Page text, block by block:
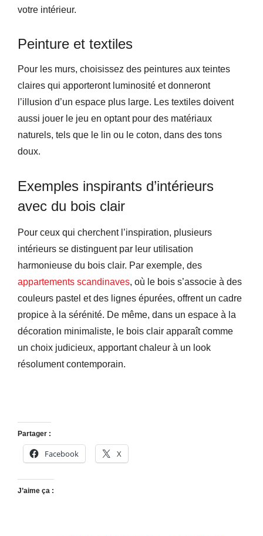
votre intérieur.
Peinture et textiles
Pour les murs, choisissez des peintures aux teintes
claires qui apporteront luminosité et donneront
l’illusion d’un espace plus large. Les textiles doivent
aussi jouer le jeu en optant pour des matériaux
naturels, tels que le lin ou le coton, dans des tons
doux.
Exemples inspirants d’intérieurs
avec du bois clair
Pour ceux qui cherchent l’inspiration, plusieurs
intérieurs se distinguent par leur utilisation
harmonieuse du bois clair. Par exemple, des
appartements scandinaves, où le bois s’associe à des
couleurs pastel et des lignes épurées, offrent un cadre
propice à la sérénité. De même, dans un espace à la
décoration minimaliste, le bois clair apparaît comme
un choix judicieux, apportant chaleur à un look
résolument contemporain.
Partager :
Facebook X
J’aime ça :